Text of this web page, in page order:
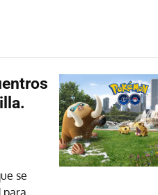
se